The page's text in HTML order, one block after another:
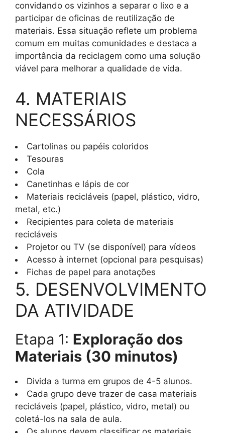
convidando os vizinhos a separar o lixo e a
participar de oficinas de reutilização de
materiais. Essa situação reflete um problema
comum em muitas comunidades e destaca a
importância da reciclagem como uma solução
viável para melhorar a qualidade de vida.
4. MATERIAIS
NECESSÁRIOS
Cartolinas ou papéis coloridos
Tesouras
Cola
Canetinhas e lápis de cor
Materiais recicláveis (papel, plástico, vidro,
metal, etc.)
Recipientes para coleta de materiais
recicláveis
Projetor ou TV (se disponível) para vídeos
Acesso à internet (opcional para pesquisas)
Fichas de papel para anotações
5. DESENVOLVIMENTO
DA ATIVIDADE
Etapa 1: Exploração dos
Materiais (30 minutos)
Divida a turma em grupos de 4-5 alunos.
Cada grupo deve trazer de casa materiais
recicláveis (papel, plástico, vidro, metal) ou
coletá-los na sala de aula.